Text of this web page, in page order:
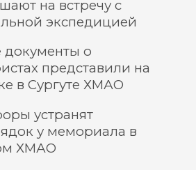
на встречу с
экспедицией
документы о
представили на
в Сургуте ХМАО
устранят
у мемориала в
ХМАО